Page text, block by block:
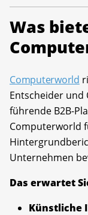
Was
Computerworld
Entscheider und
führende B2B-
Computerworld
Unternehmen
Das erwartet
Künstliche